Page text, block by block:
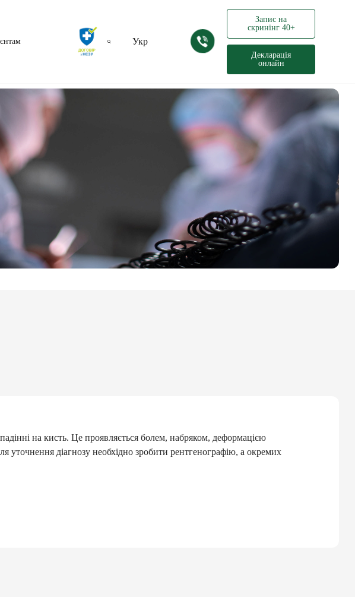
Укр
Запис на
скринінг 40+
Декларація
онлайн
на кисть. Це проявляється болем, набряком, деформацією
уточнення діагнозу необхідно зробити рентгенографію, а окремих